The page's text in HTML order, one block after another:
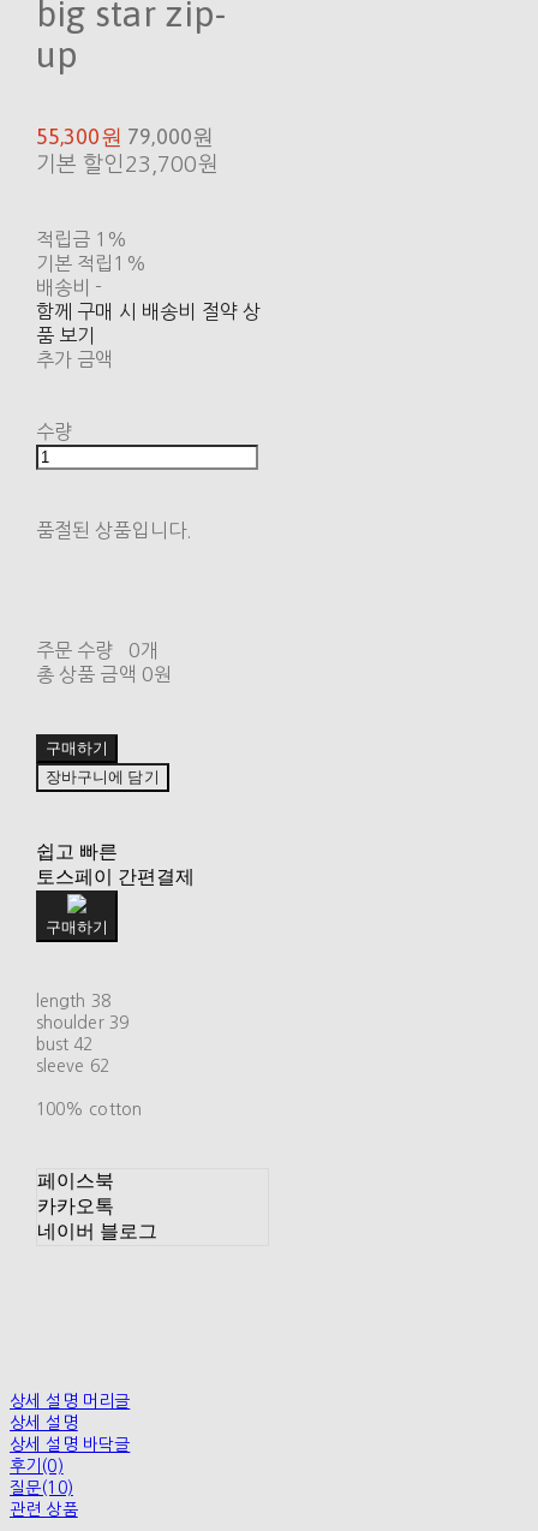
big star zip-
up
55,300원 79,000원
기본 할인 23,700원
적립금 1%
기본 적립 1%
배송비 -
함께 구매 시 배송비 절약 상
품 보기
추가 금액
수량
품절된 상품입니다.
주문 수량
0개
총 상품 금액 0원
구매하기
장바구니에 담기
쉽고 빠른
토스페이 간편결제
구매하기
length 38
shoulder 39
bust 42
sleeve 62
100% cotton
페이스북
카카오톡
네이버 블로그
상세 설명 머리글
상세 설명
상세 설명 바닥글
후기(0)
질문(10)
관련 상품